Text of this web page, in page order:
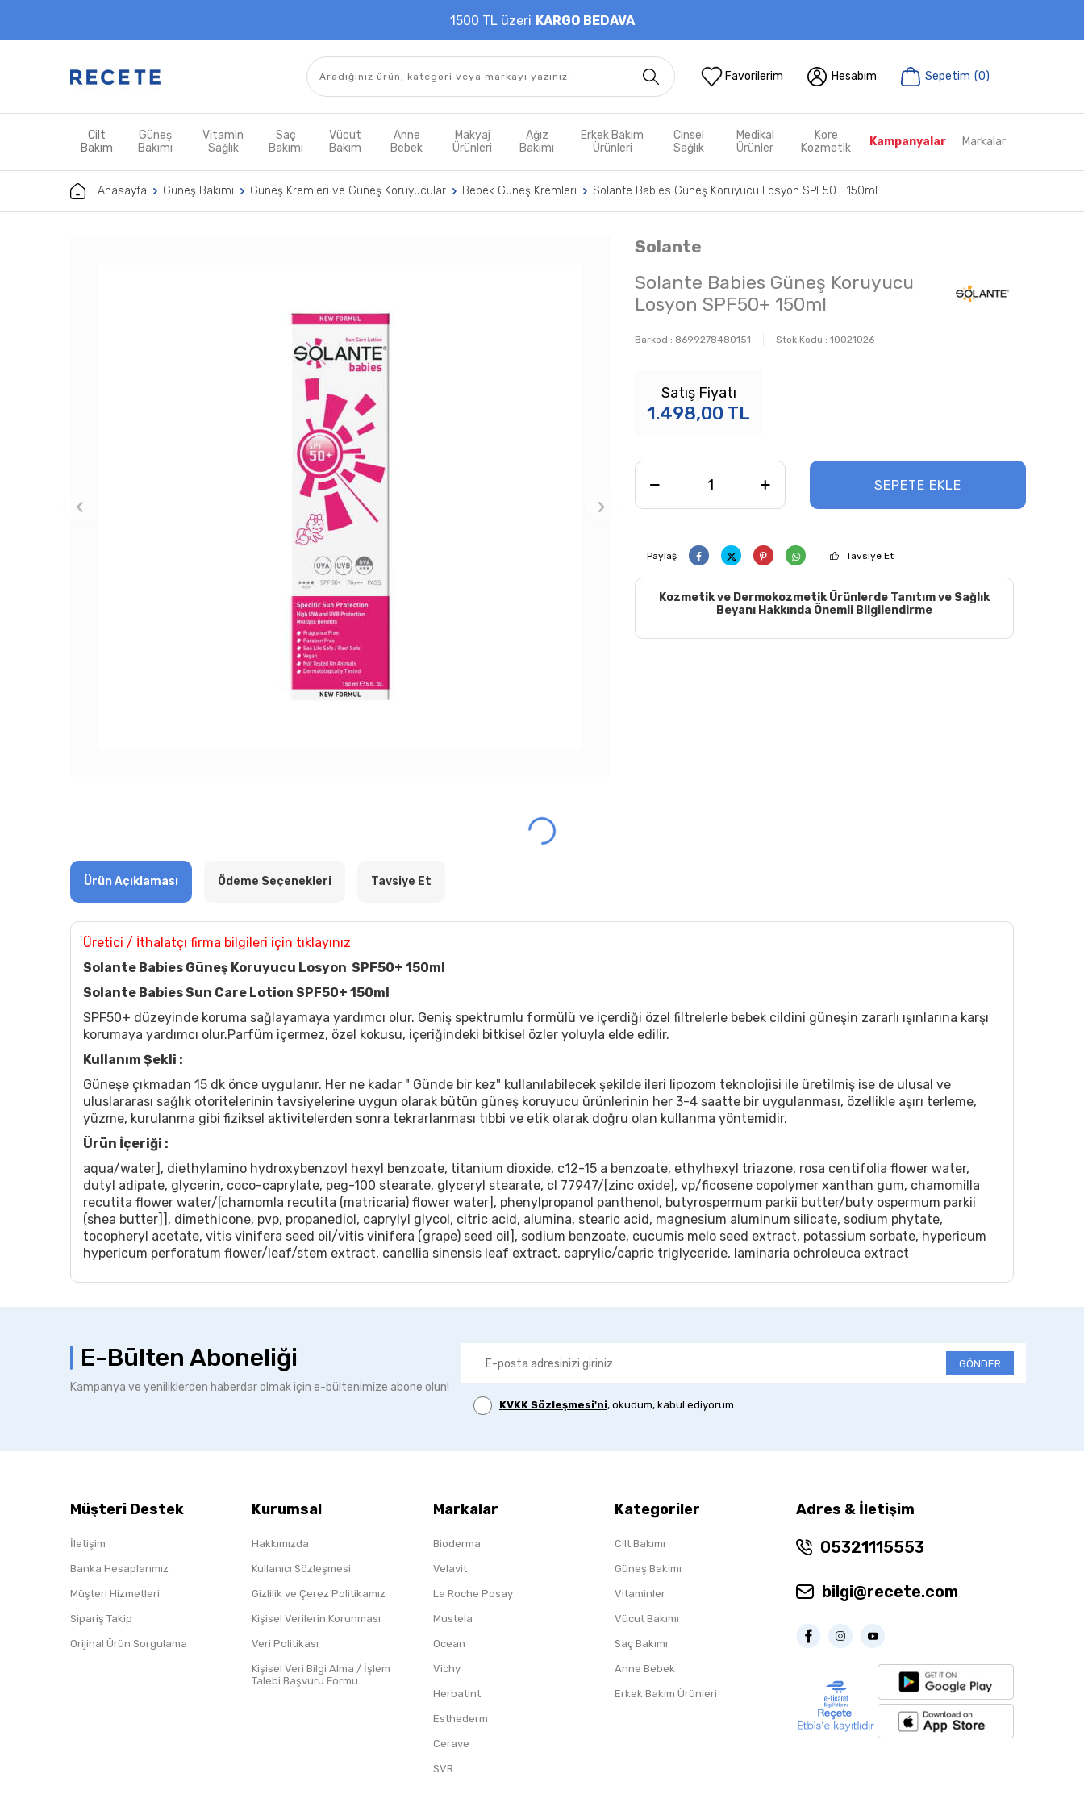
1500 TL üzeri KARGO BEDAVA
Favorilerim Hesabım Sepetim (0)
Cilt
Bakım
Güneş
Bakımı
Vitamin
Sağlık
Saç
Bakımı
Vücut
Bakım
Anne
Bebek
Makyaj
Ürünleri
Ağız
Bakımı
Erkek Bakım
Ürünleri
Cinsel
Sağlık
Medikal
Ürünler
Kore
Kozmetik
Kampanyalar Markalar
Anasayfa Güneş Bakımı Güneş Kremleri ve Güneş Koruyucular Bebek Güneş Kremleri Solante Babies Güneş Koruyucu Losyon SPF50+ 150ml
Solante
Solante Babies Güneş Koruyucu
Losyon SPF50+ 150ml
Barkod : 8699278480151 Stok Kodu : 10021026
Satış Fiyatı
1.498,00 TL
SEPETE EKLE
Paylaş Tavsiye Et
Kozmetik ve Dermokozmetik Ürünlerde Tanıtım ve Sağlık
Beyanı Hakkında Önemli Bilgilendirme
Ürün Açıklaması Ödeme Seçenekleri Tavsiye Et
Üretici / İthalatçı firma bilgileri için tıklayınız
Solante Babies Güneş Koruyucu Losyon SPF50+ 150ml
Solante Babies Sun Care Lotion SPF50+ 150ml
SPF50+ düzeyinde koruma sağlayamaya yardımcı olur. Geniş spektrumlu formülü ve içerdiği özel filtrelerle bebek cildini güneşin zararlı ışınlarına karşı
korumaya yardımcı olur.Parfüm içermez, özel kokusu, içeriğindeki bitkisel özler yoluyla elde edilir.
Kullanım Şekli :
Güneşe çıkmadan 15 dk önce uygulanır. Her ne kadar " Günde bir kez" kullanılabilecek şekilde ileri lipozom teknolojisi ile üretilmiş ise de ulusal ve
uluslararası sağlık otoritelerinin tavsiyelerine uygun olarak bütün güneş koruyucu ürünlerinin her 3-4 saatte bir uygulanması, özellikle aşırı terleme,
yüzme, kurulanma gibi fiziksel aktivitelerden sonra tekrarlanması tıbbi ve etik olarak doğru olan kullanma yöntemidir.
Ürün İçeriği :
aqua/water], diethylamino hydroxybenzoyl hexyl benzoate, titanium dioxide, c12-15 a benzoate, ethylhexyl triazone, rosa centifolia flower water,
dutyl adipate, glycerin, coco-caprylate, peg-100 stearate, glyceryl stearate, cl 77947/[zinc oxide], vp/ficosene copolymer xanthan gum, chamomilla
recutita flower water/[chamomla recutita (matricaria) flower water], phenylpropanol panthenol, butyrospermum parkii butter/buty ospermum parkii
(shea butter]], dimethicone, pvp, propanediol, caprylyl glycol, citric acid, alumina, stearic acid, magnesium aluminum silicate, sodium phytate,
tocopheryl acetate, vitis vinifera seed oil/vitis vinifera (grape) seed oil], sodium benzoate, cucumis melo seed extract, potassium sorbate, hypericum
hypericum perforatum flower/leaf/stem extract, canellia sinensis leaf extract, caprylic/capric triglyceride, laminaria ochroleuca extract
E-Bülten Aboneliği
Kampanya ve yeniliklerden haberdar olmak için e-bültenimize abone olun!
GÖNDER
KVKK Sözleşmesi'ni, okudum, kabul ediyorum.
Müşteri Destek
İletişim
Banka Hesaplarımız
Müşteri Hizmetleri
Sipariş Takip
Orijinal Ürün Sorgulama
Kurumsal
Hakkımızda
Kullanıcı Sözleşmesi
Gizlilik ve Çerez Politikamız
Kişisel Verilerin Korunması
Veri Politikası
Kişisel Veri Bilgi Alma / İşlem
Talebi Başvuru Formu
Markalar
Bioderma
Velavit
La Roche Posay
Mustela
Ocean
Vichy
Herbatint
Esthederm
Cerave
SVR
Kategoriler
Cilt Bakımı
Güneş Bakımı
Vitaminler
Vücut Bakımı
Saç Bakımı
Anne Bebek
Erkek Bakım Ürünleri
Adres & İletişim
05321115553
bilgi@recete.com